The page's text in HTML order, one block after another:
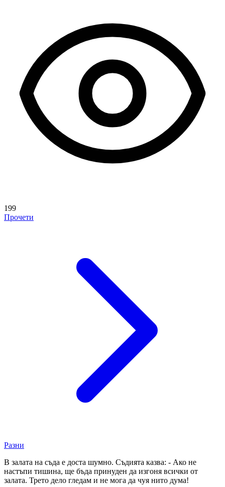
199
Прочети
Разни
В залата на съда е доста шумно. Съдията казва: - Ако не
настъпи тишина, ще бъда принуден да изгоня всички от
залата. Трето дело гледам и не мога да чуя нито дума!